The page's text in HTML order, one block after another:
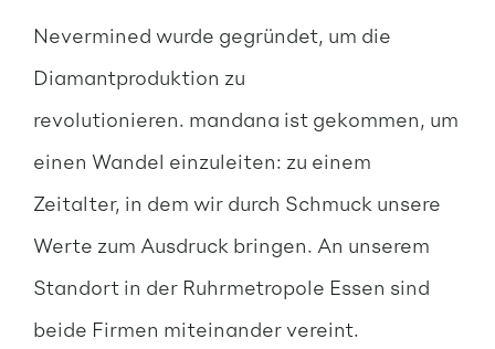
Nevermined wurde gegründet, um die
Diamantproduktion zu
revolutionieren. mandana ist gekommen, um
einen Wandel einzuleiten: zu einem
Zeitalter, in dem wir durch Schmuck unsere
Werte zum Ausdruck bringen. An unserem
Standort in der Ruhrmetropole Essen sind
beide Firmen miteinander vereint.